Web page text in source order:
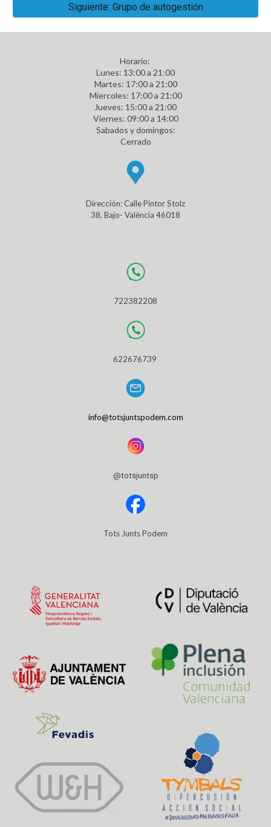
Siguiente: Grupo de autogestión
Horario:
L unes: 13:00 a 21:00
Martes: 17:00 a 21:00
Miercoles: 17:00 a 21:00
Jueves: 15:00 a 21:00
Viernes: 09:00 a 14:00
Sabados y domingos:
Cerrado
Dirección: Calle Pintor Stolz
38, Bajo- València 46018
722382208
622676739
info@totsjuntspodem.com
@totsjuntsp
Tots Junts Podem